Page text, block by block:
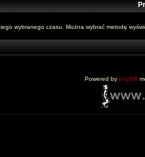
wybranego czasu. Można wybrać metodę
Powered by phpBB